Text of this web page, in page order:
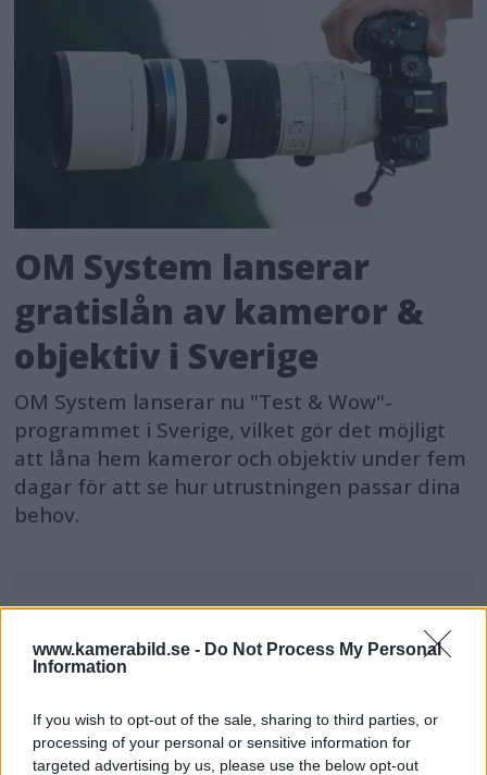
www.kamerabild.se - Do Not Process My Personal
Information
If you wish to opt-out of the sale, sharing to third parties, or
processing of your personal or sensitive information for
targeted advertising by us, please use the below opt-out
OM System lanserar
gratislån av kameror &
objektiv i Sverige
OM System lanserar nu "Test & Wow"-
programmet i Sverige, vilket gör det möjligt
att låna hem kameror och objektiv under fem
dagar för att se hur utrustningen passar dina
behov.
MEST LÄST JUST NU
släppt – får 10-bitars D-
Log 2 & 3x optisk zoom